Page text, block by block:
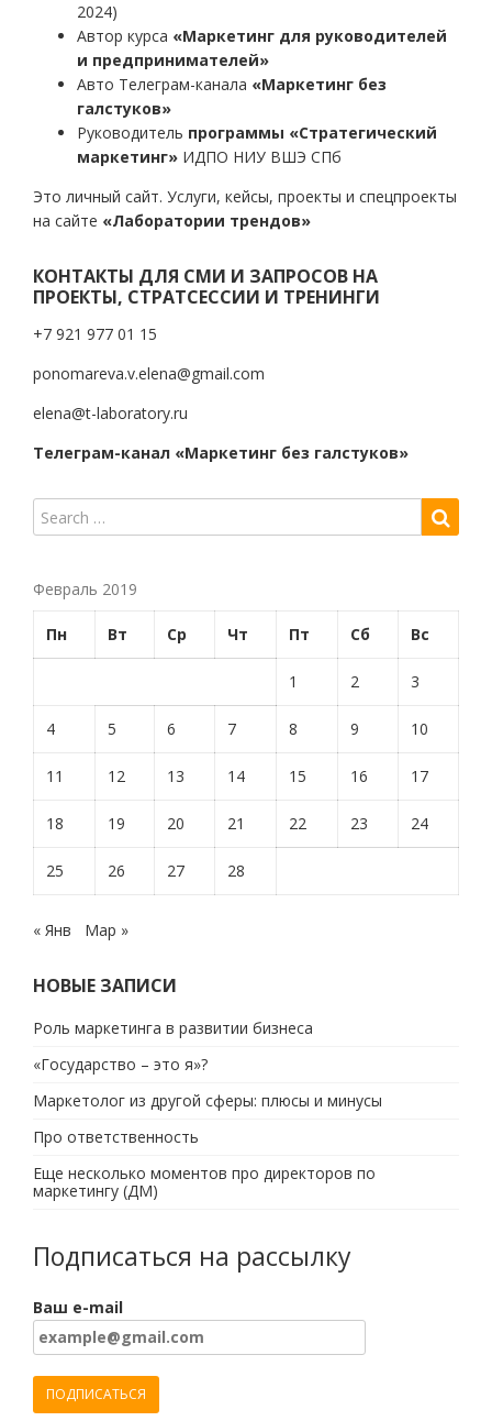
2024)
Автор курса «Маркетинг для руководителей
и предпринимателей»
Авто Телеграм-канала «Маркетинг без
галстуков»
Руководитель программы «Стратегический
маркетинг» ИДПО НИУ ВШЭ СПб
Это личный сайт. Услуги, кейсы, проекты и спецпроекты
на сайте «Лаборатории трендов»
КОНТАКТЫ ДЛЯ СМИ И ЗАПРОСОВ НА
ПРОЕКТЫ, СТРАТСЕССИИ И ТРЕНИНГИ
+7 921 977 01 15
ponomareva.v.elena@gmail.com
elena@t-laboratory.ru
Телеграм-канал «Маркетинг без галстуков»
Февраль 2019
Пн Вт Ср Чт Пт Сб Вс
1 2 3
4 5 6 7 8 9 10
11 12 13 14 15 16 17
18 19 20 21 22 23 24
25 26 27 28
« Янв Мар »
НОВЫЕ ЗАПИСИ
Роль маркетинга в развитии бизнеса
«Государство – это я»?
Маркетолог из другой сферы: плюсы и минусы
Про ответственность
Еще несколько моментов про директоров по
маркетингу (ДМ)
Подписаться на рассылку
Ваш e-mail